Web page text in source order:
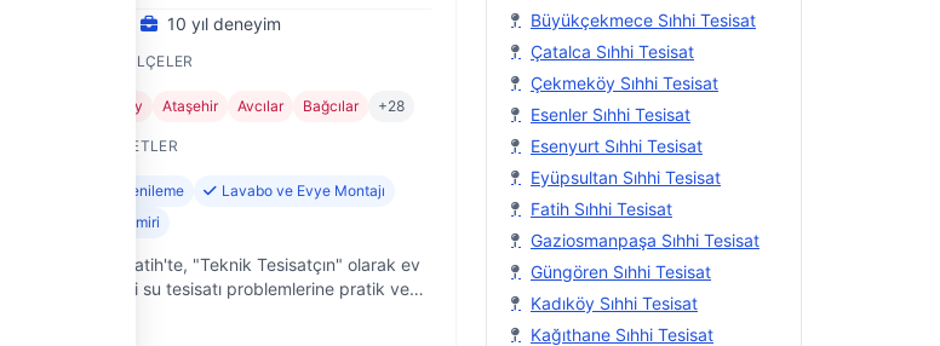
10 yıl deneyim
HIZMET VERDIĞI İLÇELER
Arnavutköy Ataşehir Avcılar Bağcılar +28
SUNDUĞU HIZMETLER
Banyo Tesisatı Yenileme
Lavabo ve Evye Montajı
Gider ve Sifon Tamiri
İstanbul'un kalbi Fatih'te, "Teknik Tesisatçın" olarak ev
ve iş yerlerinizdeki su tesisatı problemlerine pratik ve
Büyükçekmece Sıhhi Tesisat
Çatalca Sıhhi Tesisat
Çekmeköy Sıhhi Tesisat
Esenler Sıhhi Tesisat
Esenyurt Sıhhi Tesisat
Eyüpsultan Sıhhi Tesisat
Fatih Sıhhi Tesisat
Gaziosmanpaşa Sıhhi Tesisat
Güngören Sıhhi Tesisat
Kadıköy Sıhhi Tesisat
Kağıthane Sıhhi Tesisat